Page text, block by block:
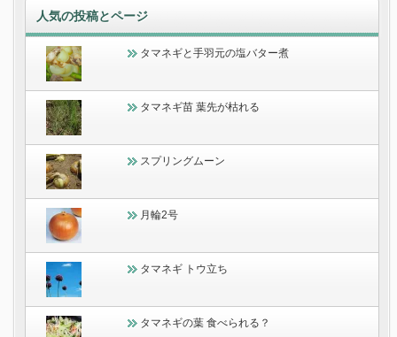
人気の投稿とページ
タマネギと手羽元の塩バター煮
タマネギ苗 葉先が枯れる
スプリングムーン
月輪2号
タマネギ トウ立ち
タマネギの葉 食べられる？